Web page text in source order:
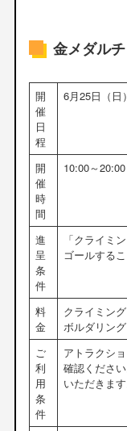
金メダル
開
催
日
程
6月25日（日）
開
催
時
間
10:00～
進
呈
条
件
「クライミ
ゴールする
料
金
クライミン
ボルダリン
ご
利
用
条
件
アトラクシ
確認くださ
いただきます